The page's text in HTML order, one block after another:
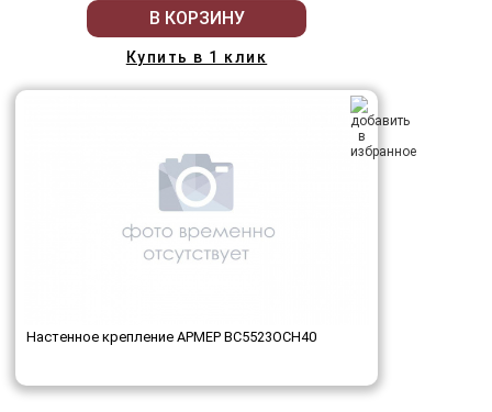
В КОРЗИНУ
Купить в 1 клик
Настенное крепление АРМЕР ВС5523ОСН40